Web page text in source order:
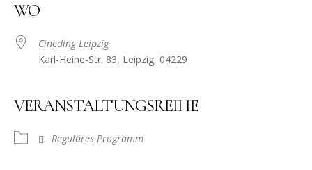
WO
Cineding Leipzig
Karl-Heine-Str. 83, Leipzig, 04229
VERANSTALTUNGSREIHE
Reguläres Programm